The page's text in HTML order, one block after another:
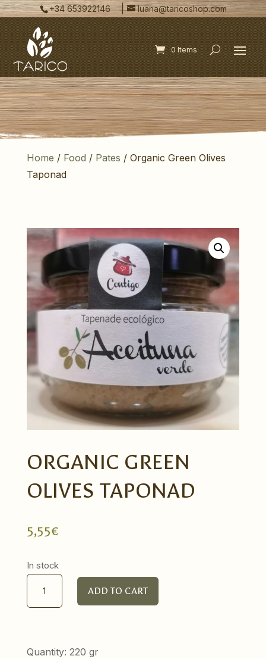
+34 653922146 | luana@taricoshop.com
0 Items
Home / Food / Pates / Organic Green Olives
Taponad
ORGANIC GREEN
OLIVES TAPONAD
5,55€
In stock
quantity
ADD TO CART
Quantity: 220 gr